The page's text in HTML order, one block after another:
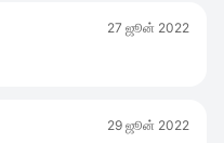
27 ஜூன் 2022
29 ஜூன் 2022